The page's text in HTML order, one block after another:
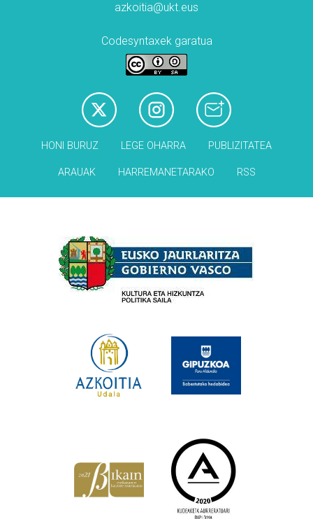
azkoitia@ukt.eus
Codesyntaxek garatua
HONI BURUZ LEGE OHARRA PUBLIZITATEA
ARAUAK HARREMANETARAKO RSS